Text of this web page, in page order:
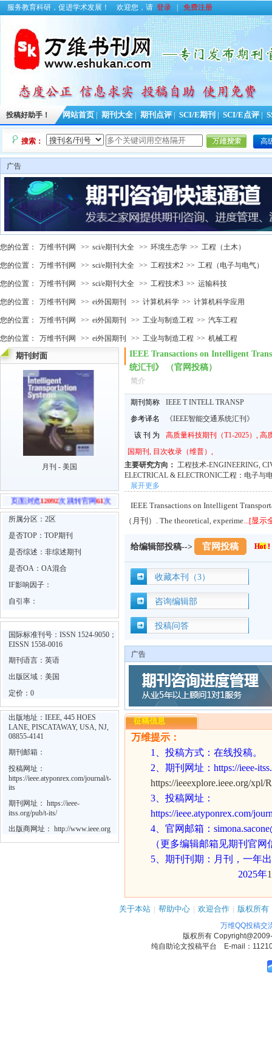
服务教育科研，促进学术发展！ 欢迎您，请 登录 免费注册
投稿好助手！ 网站首页 期刊大全 期刊点评 SCI/E期刊 SCI/E点评
搜索： 高
广告
您的位置： 万维书刊网 >> sci/e期刊大全 >> 环境生态学 >> 工程（土木）
您的位置： 万维书刊网 >> sci/e期刊大全 >> 工程技术2 >> 工程（电子与电气）
您的位置： 万维书刊网 >> sci/e期刊大全 >> 工程技术3 >> 运输科技
您的位置： 万维书刊网 >> ei外国期刊 >> 计算机科学 >> 计算机科学应用
您的位置： 万维书刊网 >> ei外国期刊 >> 工业与制造工程 >> 汽车工程
您的位置： 万维书刊网 >> ei外国期刊 >> 工业与制造工程 >> 机械工程
期刊封面
月刊 - 美国
页面浏览12092次 跳转官网61次
所属分区：2区
是否TOP：TOP期刊
是否综述：非综述期刊
是否OA：OA混合
IF影响因子：
自引率：
国际标准刊号：ISSN 1524-9050；
EISSN 1558-0016
期刊语言：英语
出版区域：美国
定价：0
出版地址：IEEE, 445 HOES
LANE, PISCATAWAY, USA, NJ,
08855-4141
期刊邮箱：
投稿网址：
https://ieee.atyponrex.com/journal/t-
its
期刊网址： https://ieee-
itss.org/pub/t-its/
出版商网址： http://www.ieee.org
IEEE Transactions on Intelligent
统汇刊》 （官网投稿）
简介
期刊简称
IEEE T INTELL TRANSP
参考译名
《IEEE智能交通系统汇刊》
该 刊 为
高质量科技期刊（T1-2025）, 高
国期刊, 目次收录（维普）,
主要研究方向： 工程技术-ENGINEERING,
ELECTRICAL & ELECTRONIC工程：电子与
TECHNOLOGY运输科技。现代交通系统各
流、多车协同、基础设施及其他道路使用者
法、建模与仿真、实验及评估研究，同时为
用提供学术交流平台。
展开更多
IEEE Transactions on Intelligent
（月刊）. The theoretical, experime...[显示
给编辑部投稿--> 官网投稿
收藏本刊（3）
咨询编辑部
投稿问答
广告
征稿信息
万维提示：
1
、投稿方式：在线投稿。
2 、期刊网址： https://ieee-
https://ieeexplore.ieee.org/xpl/
3 、投稿网址：
https://ieee.atyponrex.com/
4 、官网邮箱：
（更多编辑邮箱见期刊官网
5 、期刊刊期：月刊，一年
2025年
关于本站 | 帮助中心 | 欢迎合作 | 版权所有
万维QQ投稿交
版权所有
纯自助论文投稿平台 E-mail：